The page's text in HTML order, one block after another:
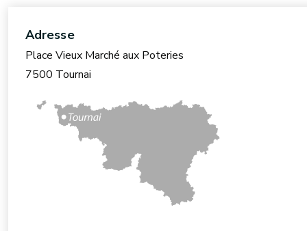
Adresse
Place Vieux Marché aux Poteries
7500 Tournai